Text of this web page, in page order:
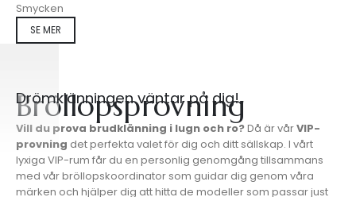
Smycken
SE MER
Drömklänningen väntar på dig!
Bröllopsprovning
Vill du prova brudklänning i lugn och ro?Då är vårVIP-
provning det perfekta valet för dig och ditt sällskap. I vårt
lyxiga VIP-rum får du en personlig genomgång tillsammans
med vår bröllopskoordinator som guidar dig genom våra
märken och hjälper dig att hitta de modeller som passar just